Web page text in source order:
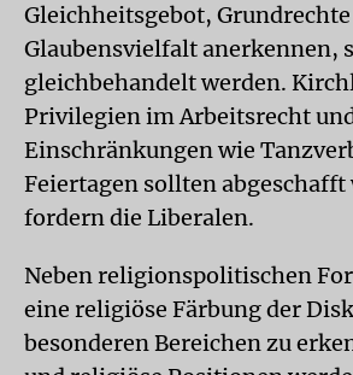
Gleichheitsgebot,
Glaubensvielfalt anerkennen,
gleichbehandelt werden.
Privilegien im Arbeitsrecht
Einschränkungen wie
Feiertagen sollten abgeschafft
fordern die Liberalen.
Neben religionspolitischen
eine religiöse Färbung der
besonderen Bereichen zu